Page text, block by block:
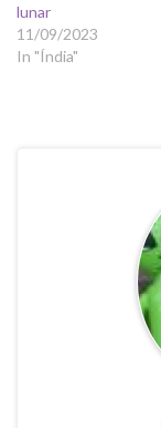
lunar
11/09/2023
In "Índia"